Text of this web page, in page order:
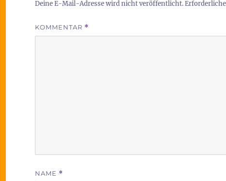
Deine E-Mail-Adresse wird nicht veröffentlicht.
KOMMENTAR *
NAME *